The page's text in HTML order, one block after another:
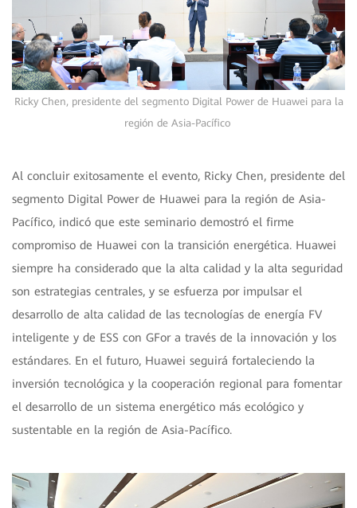
Ricky Chen, presidente del segmento Digital Power de Huawei para la
región de Asia-Pacífico
Al concluir exitosamente el evento, Ricky Chen, presidente del
segmento Digital Power de Huawei para la región de Asia-
Pacífico, indicó que este seminario demostró el firme
compromiso de Huawei con la transición energética. Huawei
siempre ha considerado que la alta calidad y la alta seguridad
son estrategias centrales, y se esfuerza por impulsar el
desarrollo de alta calidad de las tecnologías de energía FV
inteligente y de ESS con GFor a través de la innovación y los
estándares. En el futuro, Huawei seguirá fortaleciendo la
inversión tecnológica y la cooperación regional para fomentar
el desarrollo de un sistema energético más ecológico y
sustentable en la región de Asia-Pacífico.